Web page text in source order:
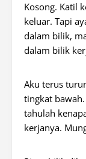
Kosong. Katil
keluar. Tapi
dalam bilik,
dalam bilik
Aku terus
tingkat
tahulah
kerjanya.